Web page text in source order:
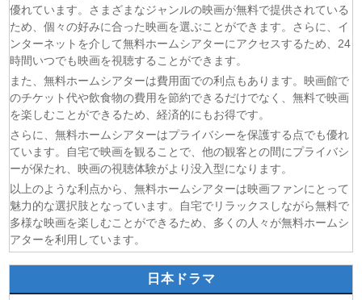
(07/08)しもべの王子様 第6話
(07/08)転生したらスライムだった件 第4期 第17話
(07/08)金曜ロードショー 動画 2026年8月7日
(07/08)
優れています。さまざまなジャンルの映画が無料で提供されている
ため、個々の好みに合った映画を選ぶことができます。さらに、イ
ンターネットを介して無料ホームシアターにアクセスするため、24
時間いつでも映画を視聴することができます。
また、無料ホームシアターは費用面での利点もあります。映画館で
のチケット代や飲食物の費用を節約できるだけでなく、無料で映画
を楽しむことができるため、経済的にもお得です。
さらに、無料ホームシアターはプライバシーを保護する点でも優れ
ています。自宅で映画を観ることで、他の観客との間にプライバシ
ーが保たれ、映画の視聴体験がより没入型になります。
以上のような利点から、無料ホームシアターは映画ファンにとって
魅力的な選択肢となっています。自宅でリラックスしながら無料で
多様な映画を楽しむことができるため、多くの人々が無料ホームシ
アターを利用しています。
日本ドラマ